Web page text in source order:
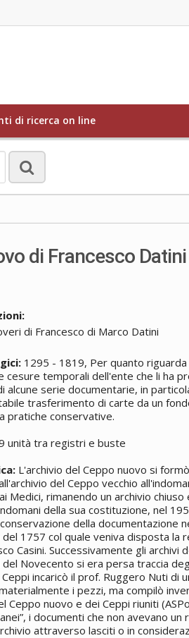
di ricerca on line
di Francesco Datini
di Francesco di Marco Datini
1295 - 1819, Per quanto
cesure temporali dell'ente che li ha
alcune serie documentarie, in
trasferimento di carte da un
pratiche conservative.
unità tra registri e buste
L'archivio del Ceppo nuovo si
del Ceppo vecchio
Medici, rimanendo un archivio
della sua costituzione, nel
della documentazione
1757 col quale veniva disposta la
Casini. Successivamente gli archivi
del Novecento si era persa traccia
Ceppi incaricò il prof. Ruggero Nuti di
i pezzi, ma compilò
Ceppo nuovo e dei Ceppi riuniti
i documenti che non avevano
attraverso lasciti o in